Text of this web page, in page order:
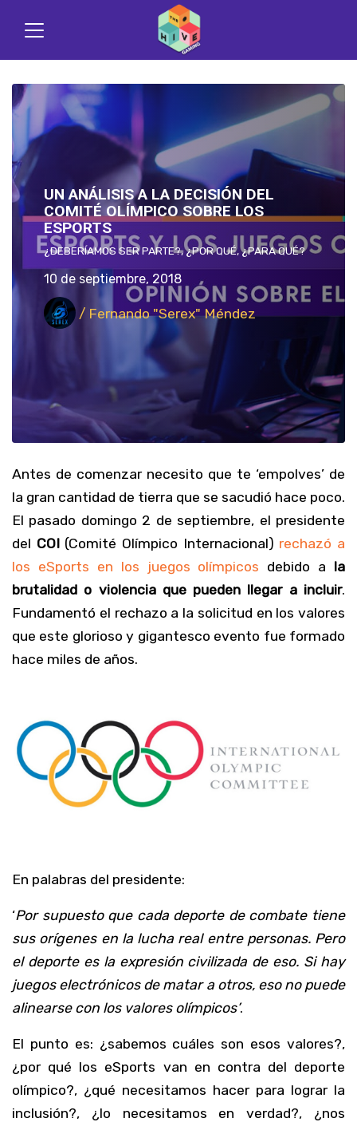
UN ANÁLISIS A LA DECISIÓN DEL
COMITÉ OLÍMPICO SOBRE LOS
ESPORTS
¿DEBERÍAMOS SER PARTE?, ¿POR QUÉ, ¿PARA QUÉ?
10 de septiembre, 2018
/ Fernando "Serex" Méndez
Antes de comenzar necesito que te ‘empolves’ de
la gran cantidad de tierra que se sacudió hace poco.
El pasado domingo 2 de septiembre, el presidente
del COI(Comité Olímpico Internacional) rechazó a
los eSports en los juegos olímpicos debido a la
brutalidad o violencia que pueden llegar a incluir.
Fundamentó el rechazo a la solicitud en los valores
que este glorioso y gigantesco evento fue formado
hace miles de años.
En palabras del presidente:
‘Por supuesto que cada deporte de combate tiene
sus orígenes en la lucha real entre personas. Pero
el deporte es la expresión civilizada de eso. Si hay
juegos electrónicos de matar a otros, eso no puede
alinearse con los valores olímpicos’.
El punto es: ¿sabemos cuáles son esos valores?,
¿por qué los eSports van en contra del deporte
olímpico?, ¿qué necesitamos hacer para lograr la
inclusión?, ¿lo necesitamos en verdad?, ¿nos